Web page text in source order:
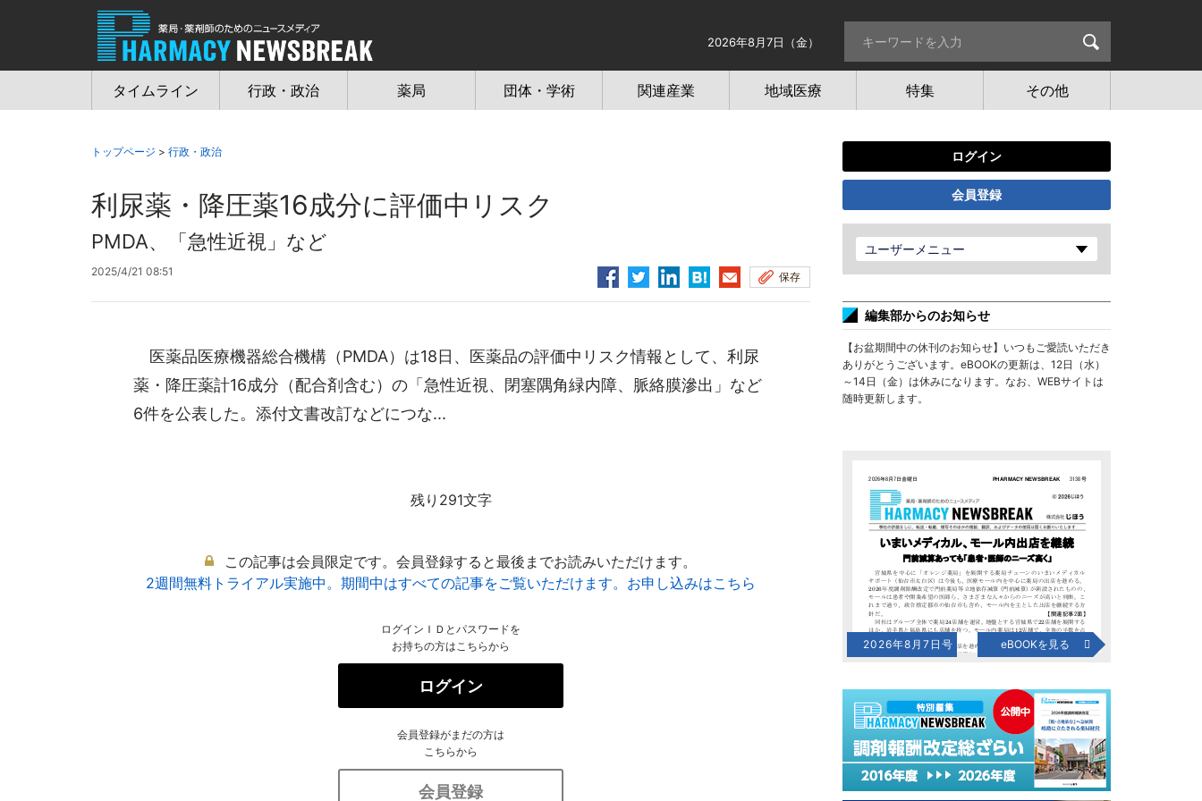
2026年8月7日（金）
タイムライン 行政・政治 薬局 団体・学術 関連産業 地域医療 特集 その他
トップページ > 行政・政治
利尿薬・降圧薬16成分に評価中リスク
PMDA、「急性近視」など
2025/4/21 08:51 保存
医薬品医療機器総合機構（PMDA）は18日、医薬品の評価中リスク情報として、利尿
薬・降圧薬計16成分（配合剤含む）の「急性近視、閉塞隅角緑内障、脈絡膜滲出」など
6件を公表した。添付文書改訂などにつな...
残り291文字
この記事は会員限定です。会員登録すると最後までお読みいただけます。
2週間無料トライアル実施中。期間中はすべての記事をご覧いただけます。お申し込みはこちら
ログインＩＤとパスワードを
お持ちの方はこちらから
ログイン
会員登録がまだの方は
こちらから
会員登録
ログイン
会員登録
ユーザーメニュー
編集部からのお知らせ
【お盆期間中の休刊のお知らせ】いつもご愛読いただき
ありがとうございます。eBOOKの更新は、12日（水）
～14日（金）は休みになります。なお、WEBサイトは
随時更新します。
2026年8月7日号 eBOOKを見る